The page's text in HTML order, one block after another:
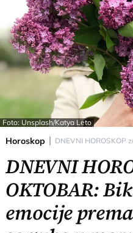
Foto: Unsplash/Katya Leto
Horoskop DNEVNI HOROSKOP
DNEVNI
OKTOBAR:
emocije